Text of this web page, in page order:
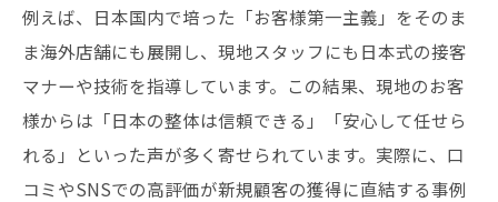
例えば、日本国内で培った「お客様第一主義」をそのま
ま海外店舗にも展開し、現地スタッフにも日本式の接客
マナーや技術を指導しています。この結果、現地のお客
様からは「日本の整体は信頼できる」「安心して任せら
れる」といった声が多く寄せられています。実際に、口
コミやSNSでの高評価が新規顧客の獲得に直結する事例